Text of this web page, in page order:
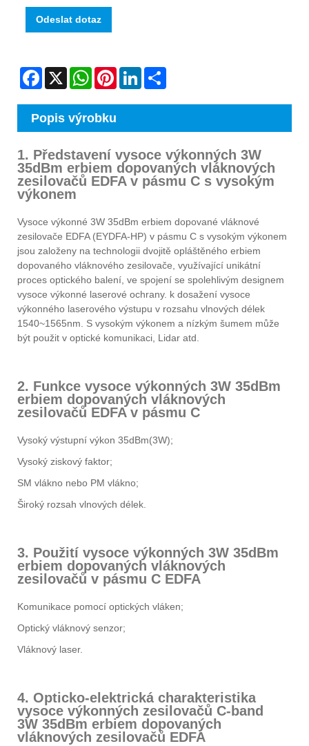
Odeslat dotaz
Facebook
X WhatsAppPinterestLinkedIn
Popis výrobku
1. Představení vysoce výkonných 3W
35dBm erbiem dopovaných vláknových
zesilovačů EDFA v pásmu C s vysokým
výkonem
Vysoce výkonné 3W 35dBm erbiem dopované vláknové
zesilovače EDFA (EYDFA-HP) v pásmu C s vysokým výkonem
jsou založeny na technologii dvojitě opláštěného erbiem
dopovaného vláknového zesilovače, využívající unikátní
proces optického balení, ve spojení se spolehlivým designem
vysoce výkonné laserové ochrany. k dosažení vysoce
výkonného laserového výstupu v rozsahu vlnových délek
1540~1565nm. S vysokým výkonem a nízkým šumem může
být použit v optické komunikaci, Lidar atd.
2. Funkce vysoce výkonných 3W 35dBm
erbiem dopovaných vláknových
zesilovačů EDFA v pásmu C
Vysoký výstupní výkon 35dBm(3W);
Vysoký ziskový faktor;
SM vlákno nebo PM vlákno;
Široký rozsah vlnových délek.
3. Použití vysoce výkonných 3W 35dBm
erbiem dopovaných vláknových
zesilovačů v pásmu C EDFA
Komunikace pomocí optických vláken;
Optický vláknový senzor;
Vláknový laser.
4. Opticko-elektrická charakteristika
vysoce výkonných zesilovačů C-band
3W 35dBm erbiem dopovaných
vláknových zesilovačů EDFA